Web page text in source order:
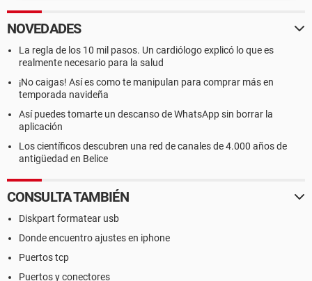
NOVEDADES
La regla de los 10 mil pasos. Un cardiólogo explicó lo que es
realmente necesario para la salud
¡No caigas! Así es como te manipulan para comprar más en
temporada navideña
Así puedes tomarte un descanso de WhatsApp sin borrar la
aplicación
Los científicos descubren una red de canales de 4.000 años de
antigüedad en Belice
CONSULTA TAMBIÉN
Diskpart formatear usb
Donde encuentro ajustes en iphone
Puertos tcp
Puertos y conectores